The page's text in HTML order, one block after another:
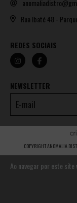
Ao navegar por este site
Rua Ibaté 48 -
REDES SOCIAIS
NEWSLETTER
COPYRIGHT ANOMALIA